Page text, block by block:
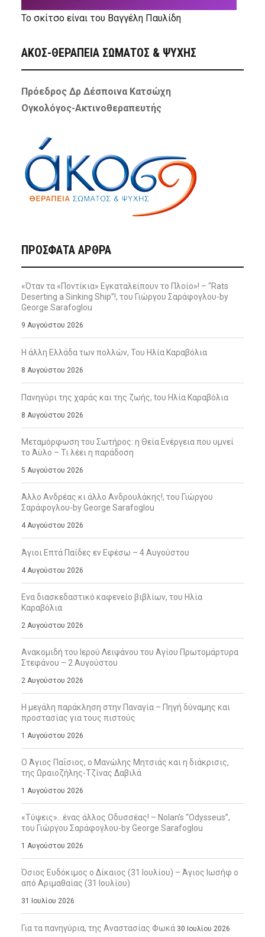
Το σκίτσο είναι του Βαγγέλη Παυλίδη
ΑΚΟΣ-ΘΕΡΑΠΕΙΑ ΣΩΜΑΤΟΣ & ΨΥΧΗΣ
Πρόεδρος Δρ Δέσποινα Κατσώχη
Ογκολόγος-Ακτινοθεραπευτής
ΠΡΌΣΦΑΤΑ ΆΡΘΡΑ
«Όταν τα «Ποντίκια» Εγκαταλείπουν το Πλοίο»! – “Rats
Deserting a Sinking Ship”!, του Γιώργου Σαράφογλου-by
George Sarafoglou
9 Αυγούστου 2026
Η άλλη Ελλάδα των πολλών, Του Ηλία Καραβόλια
8 Αυγούστου 2026
Πανηγύρι της χαράς και της ζωής, tου Ηλία Καραβόλια
8 Αυγούστου 2026
Μεταμόρφωση του Σωτήρος: η Θεία Ενέργεια που υμνεί
το Άϋλο – Τι λέει η παράδοση
5 Αυγούστου 2026
Άλλο Ανδρέας κι άλλο Ανδρουλάκης!, του Γιώργου
Σαράφογλου-by George Sarafoglou
4 Αυγούστου 2026
Άγιοι Επτά Παίδες εν Εφέσω – 4 Αυγούστου
4 Αυγούστου 2026
Ενα διασκεδαστικό καφενείο βιβλίων, του Ηλία
Καραβόλια
2 Αυγούστου 2026
Ανακομιδή του Ιερού Λειψάνου του Αγίου Πρωτομάρτυρα
Στεφάνου – 2 Αυγούστου
2 Αυγούστου 2026
Η μεγάλη παράκληση στην Παναγία – Πηγή δύναμης και
προστασίας για τους πιστούς
1 Αυγούστου 2026
Ο Άγιος Παΐσιος, ο Μανώλης Μητσιάς και η διάκρισις,
της Ωραιοζήλης-Τζίνας Δαβιλά
1 Αυγούστου 2026
«Τύψεις»…ένας άλλος Οδυσσέας! – Nolan’s “Odysseus”,
του Γιώργου Σαράφογλου-by George Sarafoglou
1 Αυγούστου 2026
Όσιος Ευδόκιμος ο Δίκαιος (31 Ιουλίου) – Άγιος Ιωσήφ ο
από Αριμαθαίας (31 Ιουλίου)
31 Ιουλίου 2026
Για τα πανηγύρια, της Αναστασίας Φωκά 30 Ιουλίου 2026